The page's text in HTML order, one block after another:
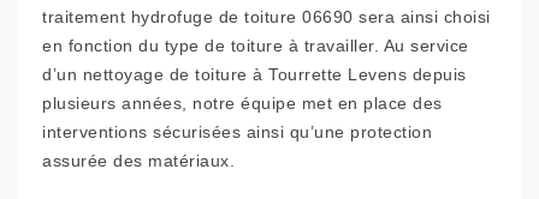
traitement hydrofuge de toiture 06690 sera ainsi choisi
en fonction du type de toiture à travailler. Au service
d’un nettoyage de toiture à Tourrette Levens depuis
plusieurs années, notre équipe met en place des
interventions sécurisées ainsi qu’une protection
assurée des matériaux.